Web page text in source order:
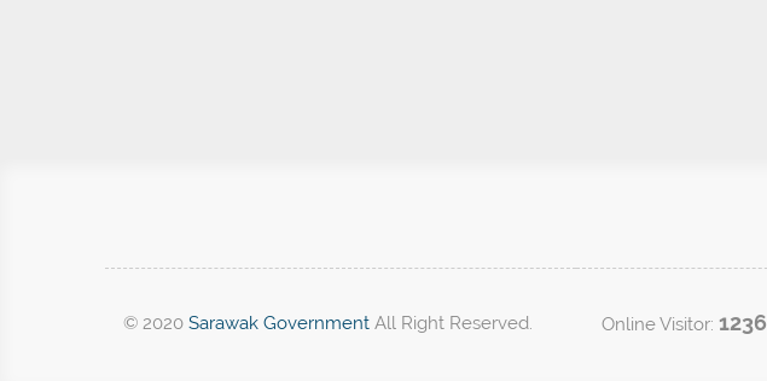
© 2020 Sarawak Government All Right Reserved. Online Visitor: 1236